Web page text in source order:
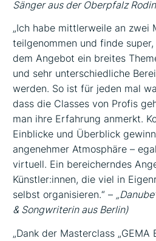
Sänger aus der Oberpfalz
„Ich habe mittlerweile an zwei
teilgenommen und finde
dem Angebot ein breites
und sehr unterschiedliche
werden. So ist für jeden mal
dass die Classes von Profis
man ihre Erfahrung anmerkt.
Einblicke und Überblick
angenehmer Atmosphäre –
virtuell. Ein bereicherndes
Künstler:innen, die viel in
selbst organisieren.“ –
& Songwriterin aus Berlin)
„Dank der Masterclass „GEMA